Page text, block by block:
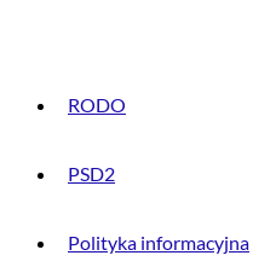
RODO
PSD2
Polityka informacyjna